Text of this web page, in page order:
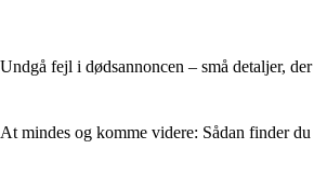
Undgå fejl i dødsannoncen – små detaljer,
At mindes og komme videre: Sådan finder du